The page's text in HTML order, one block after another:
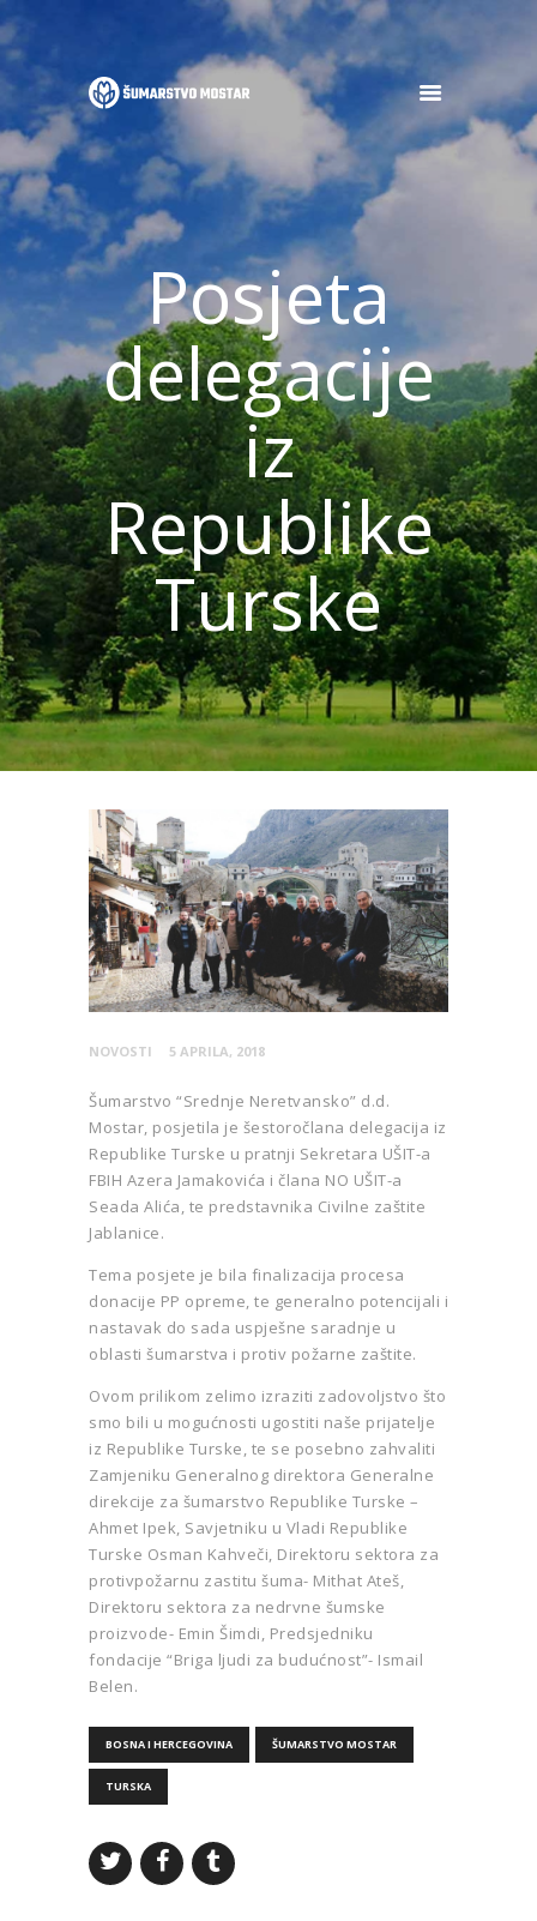
Posjeta
delegacije
iz
Republike
Turske
POČETNA
O NAMA
OGLASI
DJELATNOSTI
GALERIJA
NOVOSTI
KONTAKT
NOVOSTI 5 APRILA, 2018
Šumarstvo “Srednje Neretvansko” d.d.
Mostar, posjetila je šestoročlana delegacija iz
Republike Turske u pratnji Sekretara UŠIT-a
FBIH Azera Jamakovića i člana NO UŠIT-a
Seada Alića, te predstavnika Civilne zaštite
Jablanice.
Tema posjete je bila finalizacija procesa
donacije PP opreme, te generalno potencijali i
nastavak do sada uspješne saradnje u
oblasti šumarstva i protiv požarne zaštite.
Ovom prilikom zelimo izraziti zadovoljstvo što
smo bili u mogućnosti ugostiti naše prijatelje
iz Republike Turske, te se posebno zahvaliti
Zamjeniku Generalnog direktora Generalne
direkcije za šumarstvo Republike Turske –
Ahmet Ipek, Savjetniku u Vladi Republike
Turske Osman Kahveči, Direktoru sektora za
protivpožarnu zastitu šuma- Mithat Ateš,
Direktoru sektora za nedrvne šumske
proizvode- Emin Šimdi, Predsjedniku
fondacije “Briga ljudi za budućnost”- Ismail
Belen.
BOSNA I HERCEGOVINA ŠUMARSTVO MOSTAR
TURSKA